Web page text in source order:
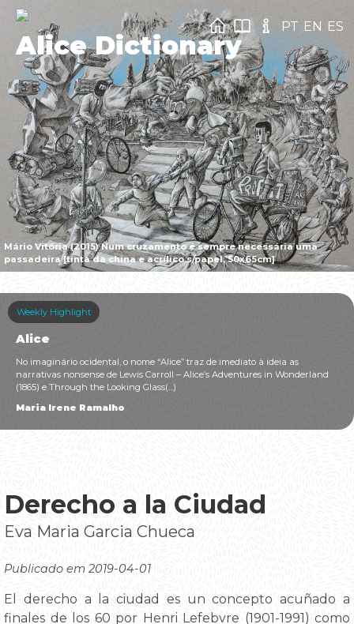
Mário Vitória (2015) Num cruzamento é sempre necessária uma
passadeira [tinta da china e acrílico s/papel, 50x65cm]
Alice Dictionary
PT EN ES
Weekly Highlight
Alice
No imaginário ocidental, o nome “Alice” traz de imediato à ideia as
narrativas nonsense de Lewis Carroll – Alice’s Adventures in Wonderland
(1865) e Through the Looking Glass(...)
Maria Irene Ramalho
Derecho a la Ciudad
Eva Maria Garcia Chueca
Publicado em 2019-04-01
El derecho a la ciudad es un concepto acuñado a
finales de los 60 por Henri Lefebvre (1901-1991) como